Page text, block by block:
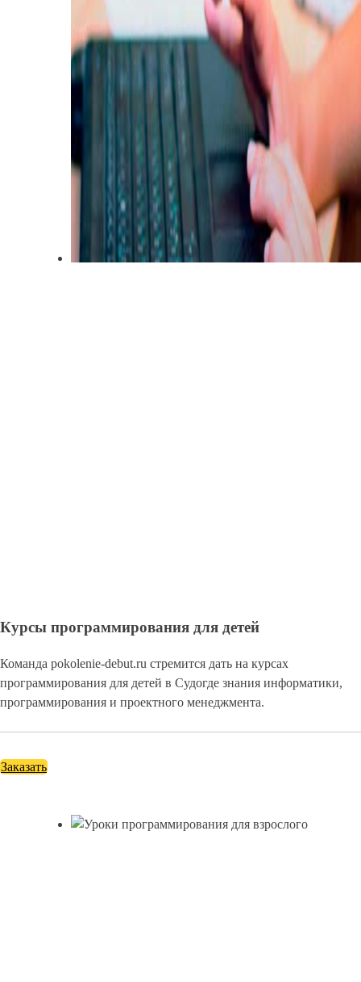
Курсы программирования для детей
Команда pokolenie-debut.ru стремится дать на курсах
программирования для детей в Судогде знания информатики,
программирования и проектного менеджмента.
Заказать